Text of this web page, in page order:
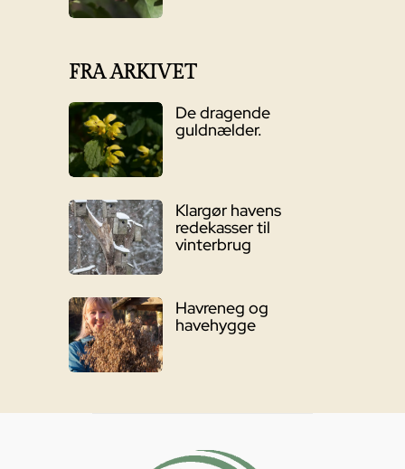
FRA ARKIVET
De dragende
guldnælder.
Klargør havens
redekasser til
vinterbrug
Havreneg og
havehygge